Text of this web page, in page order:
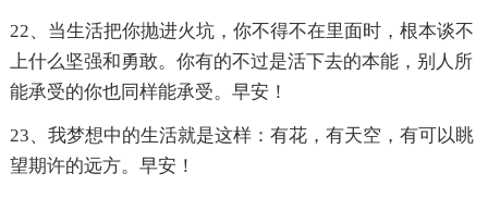
22、当生活把你抛进火坑，你不得不在里面时，根本谈不
上什么坚强和勇敢。你有的不过是活下去的本能，别人所
能承受的你也同样能承受。早安！
23、我梦想中的生活就是这样：有花，有天空，有可以眺
望期许的远方。早安！